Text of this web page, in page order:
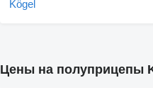
Цены на полуприцепы